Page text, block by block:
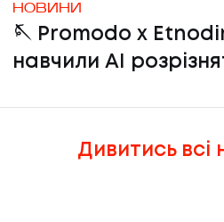
НОВИНИ
‍🪡 Promodo x
навчили AI
Дивитись всі